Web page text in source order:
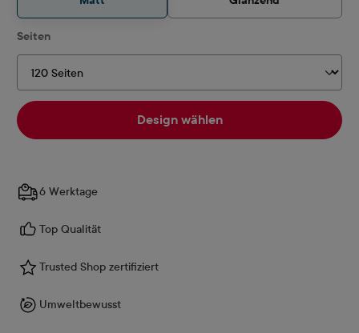
Seitenauswählen
Design wählen
6 Werktage
Top Qualität
Trusted Shop zertifiziert
Umweltbewusst